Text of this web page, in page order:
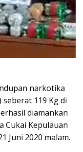
narkotika
119 Kg di
diamankan
Cukai Kepulauan
Juni 2020 malam.